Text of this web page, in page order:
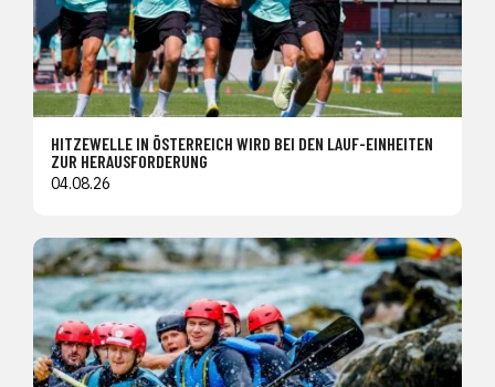
HITZEWELLE IN ÖSTERREICH WIRD BEI DEN LAUF-EINHEITEN
ZUR HERAUSFORDERUNG
04.08.26